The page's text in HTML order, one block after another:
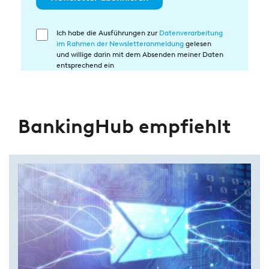
Einwilligung
Ich habe die Ausführungen zur Datenverarbeitung
im Rahmen der Newsletteranmeldung gelesen
und willige darin mit dem Absenden meiner Daten
entsprechend ein
BankingHub empfiehlt